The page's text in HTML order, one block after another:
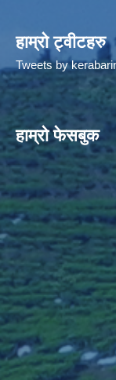
हाम्रो ट्वीटहरु
Tweets by
हाम्रो फेसबुक